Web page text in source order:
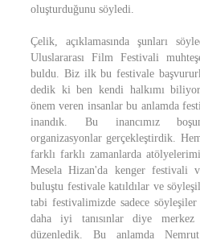
oluşturduğunu söyledi.
Çelik, açıklamasında şunları
Uluslararası Film Festivali
buldu. Biz ilk bu festivale
dedik ki ben kendi halkımı
önem veren insanlar bu anlamda
inandık. Bu inancımız
organizasyonlar gerçekleştirdik.
farklı farklı zamanlarda
Mesela Hizan'da kenger festivali
buluştu festivale katıldılar ve
tabi festivalimizde sadece
daha iyi tanısınlar diye
düzenledik. Bu anlamda